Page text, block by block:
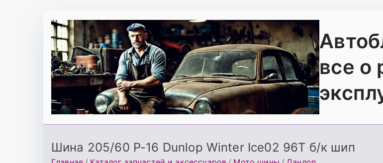
содержимому
все о
Шина 205/60 Р-16 Dunlop Winter Ice02 96T б/к шип